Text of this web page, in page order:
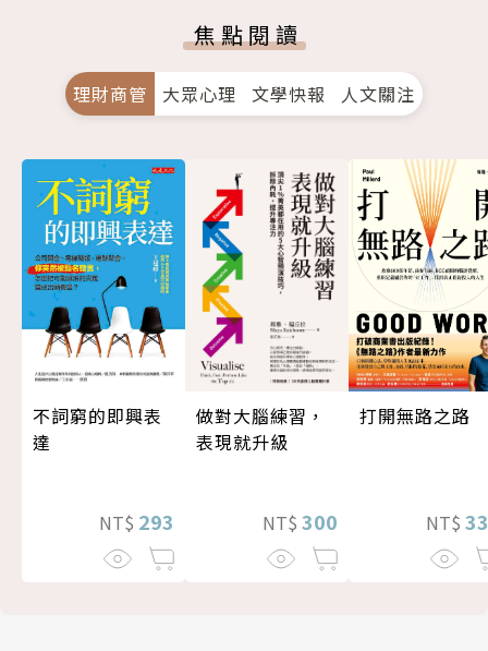
焦點閱讀
理財商管 大眾心理 文學快報 人文關注
不詞窮的即興表
達
NT$ 293
做對大腦練習，
表現就升級
NT$ 300
打開無路之路
NT$